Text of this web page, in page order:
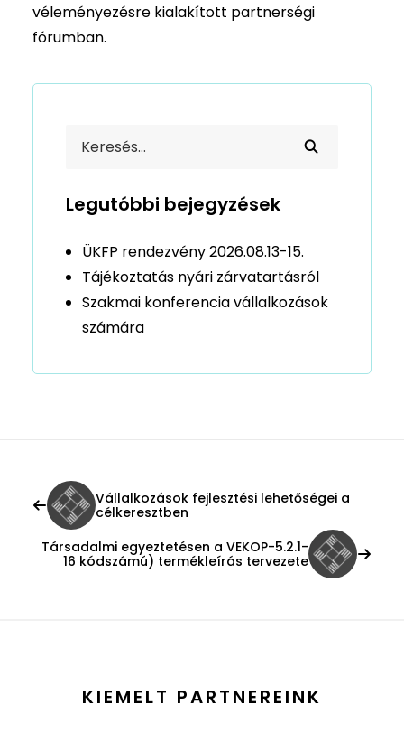
véleményezésre kialakított partnerségi
fórumban.
Legutóbbi bejegyzések
ÜKFP rendezvény 2026.08.13-15.
Tájékoztatás nyári zárvatartásról
Szakmai konferencia vállalkozások
számára
Vállalkozások fejlesztési lehetőségei a
célkeresztben
Társadalmi egyeztetésen a VEKOP-5.2.1-
16 kódszámú) termékleírás tervezete
KIEMELT PARTNEREINK